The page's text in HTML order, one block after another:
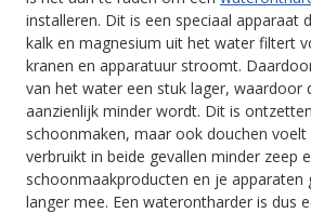
installeren. Dit is een speciaal apparaat
kalk en magnesium uit het water filtert
kranen en apparatuur stroomt.
van het water een stuk lager, waardoor
aanzienlijk minder wordt. Dit is
schoonmaken, maar ook douchen voelt
verbruikt in beide gevallen minder zeep
schoonmaakproducten en je apparaten
langer mee. Een waterontharder is dus